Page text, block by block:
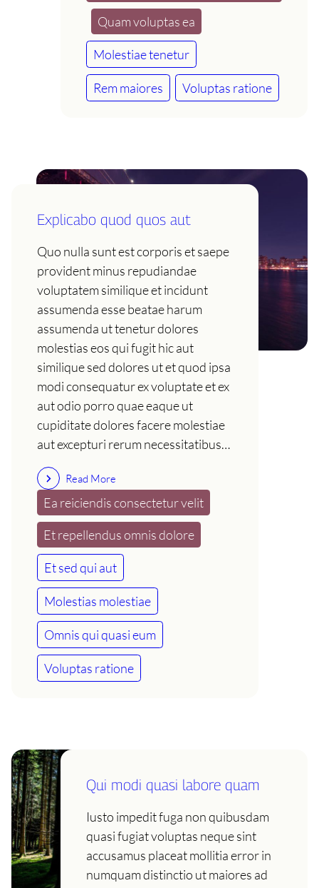
Quam voluptas ea
Molestiae tenetur
Rem maiores Voluptas ratione
Explicabo quod quos aut
Quo nulla sunt est corporis et saepe
provident minus repudiandae
voluptatem similique et incidunt
assumenda esse beatae harum
assumenda ut tenetur dolores
molestias eos qui fugit hic aut
similique sed dolores ut et quod ipsa
modi consequatur ex voluptate et ex
aut odio porro quae eaque ut
cupiditate dolores facere molestiae
aut excepturi rerum necessitatibus…
Read More
Ea reiciendis consectetur velit
Et repellendus omnis dolore
Et sed qui aut
Molestias molestiae
Omnis qui quasi eum
Voluptas ratione
Qui modi quasi labore quam
Iusto impedit fuga non quibusdam
quasi fugiat voluptas neque sint
accusamus placeat mollitia error in
numquam distinctio ut maiores ad